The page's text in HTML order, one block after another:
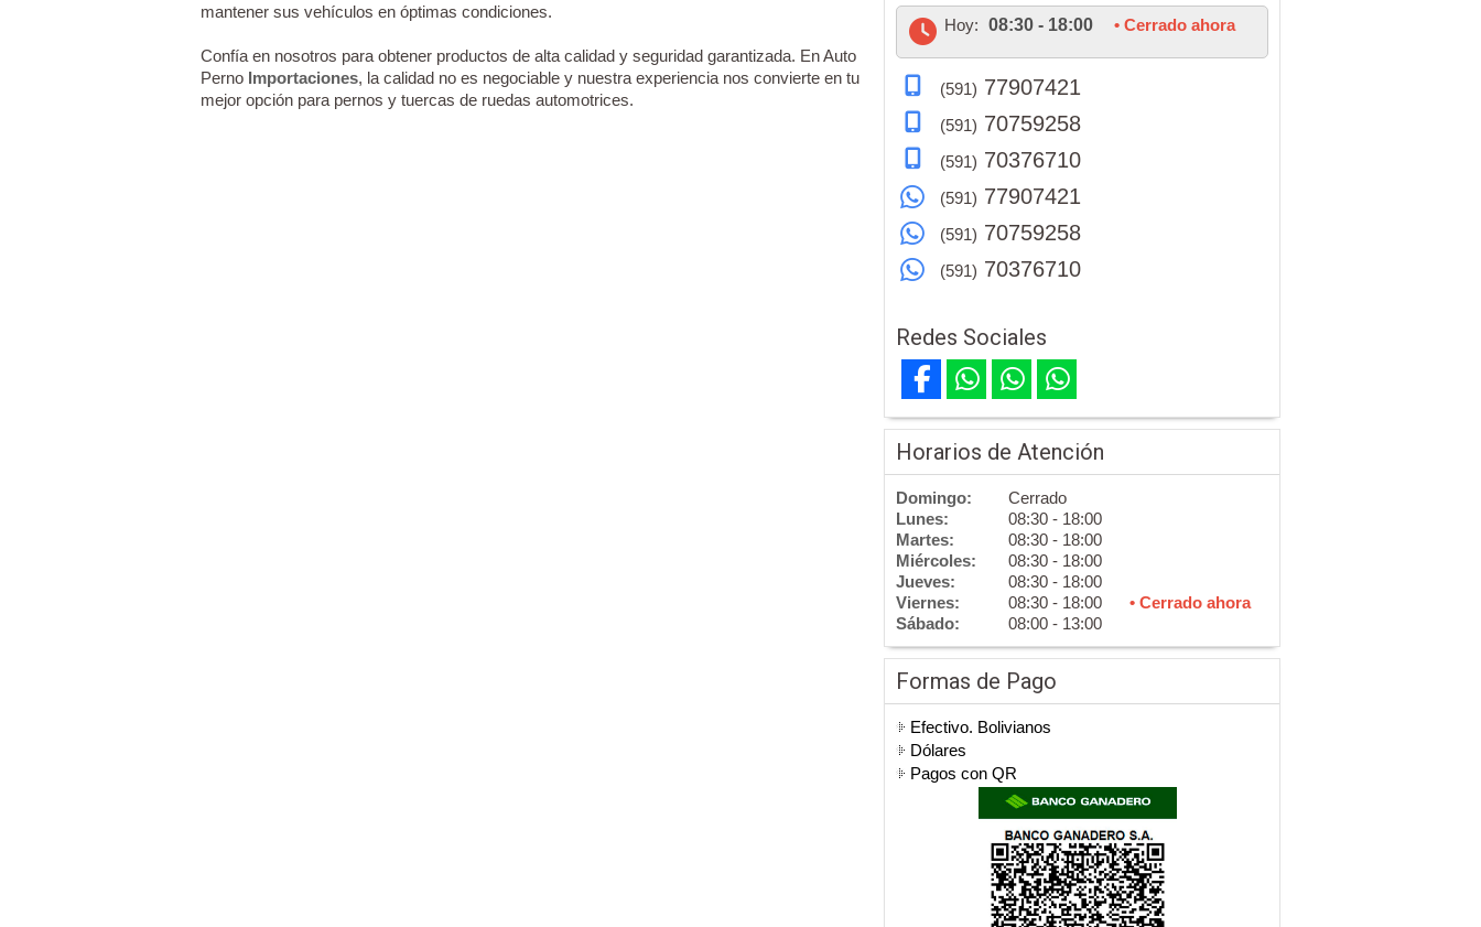
mantener sus vehículos en óptimas condiciones.
Confía en nosotros para obtener productos de alta calidad y seguridad garantizada. En Auto
Perno Importaciones, la calidad no es negociable y nuestra experiencia nos convierte en tu
mejor opción para pernos y tuercas de ruedas automotrices.
Hoy: 08:30 - 18:00 • Cerrado ahora
(591) 77907421
(591) 70759258
(591) 70376710
(591) 77907421
(591) 70759258
(591) 70376710
Redes Sociales
Horarios de Atención
Domingo:
Cerrado
Lunes:
08:30 - 18:00
Martes:
08:30 - 18:00
Miércoles:
08:30 - 18:00
Jueves:
08:30 - 18:00
Viernes:
08:30 - 18:00
• Cerrado ahora
Sábado:
08:00 - 13:00
Formas de Pago
Efectivo. Bolivianos
Dólares
Pagos con QR